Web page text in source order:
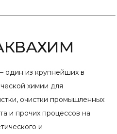
один из крупнейших в
химии для
очистки промышленных
и прочих процессов на
и